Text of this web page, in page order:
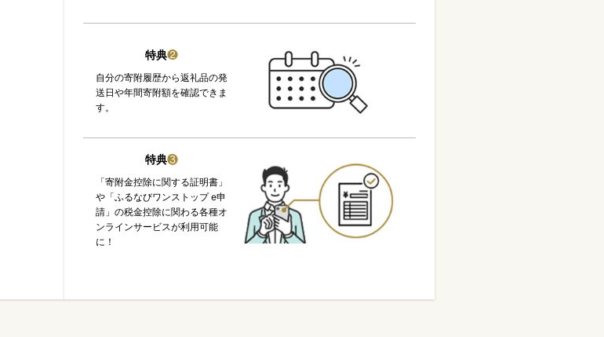
特典❷
自分の寄附履歴から返礼品の発
送日や年間寄附額を確認できま
す。
特典❸
「寄附金控除に関する証明書」
や「ふるなびワンストップ e申
請」の税金控除に関わる各種オ
ンラインサービスが利用可能
に！